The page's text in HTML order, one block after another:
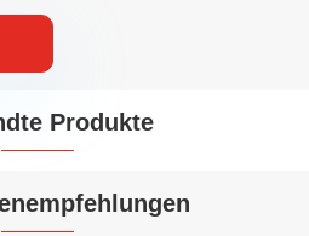
Produkte